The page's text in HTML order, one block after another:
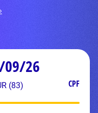
09/26
(83) CPF